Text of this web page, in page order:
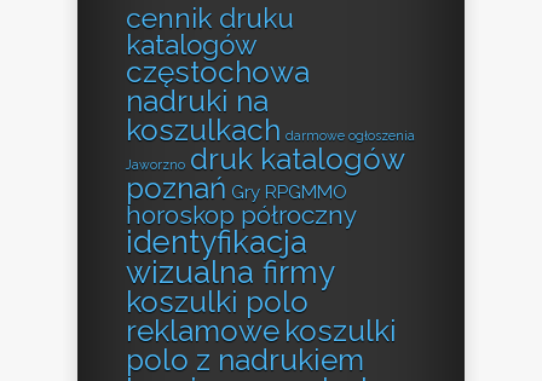
cennik druku
katalogów
częstochowa
nadruki na
koszulkach darmowe ogłoszenia
Jaworzno druk katalogów
poznań Gry RPGMMO
horoskop półroczny
identyfikacja
wizualna firmy
koszulki polo
reklamowe koszulki
polo z nadrukiem